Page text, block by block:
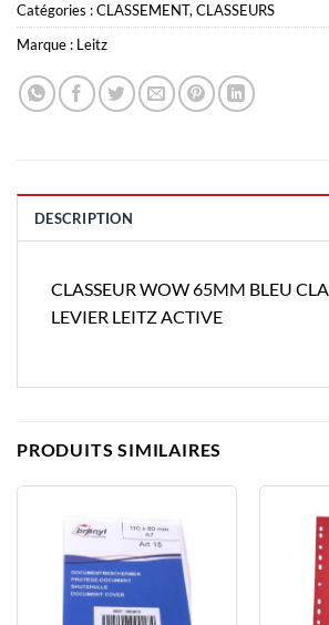
Catégories :CLASSEMENT,CLASSEURS
Marque : Leitz
DESCRIPTION
CLASSEUR WOW 65MM BLEU
LEVIER LEITZ ACTIVE
PRODUITS SIMILAIRES